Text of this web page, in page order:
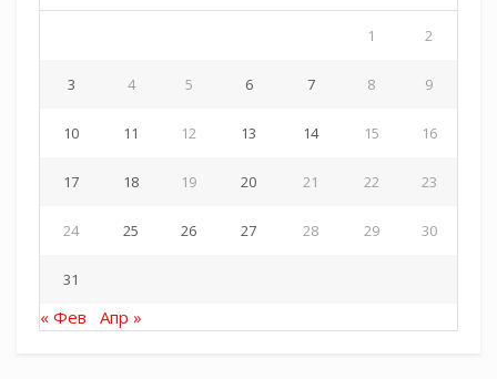
1 2
3 4 5 6 7 8 9
10 11 12 13 14 15 16
17 18 19 20 21 22 23
24 25 26 27 28 29 30
31
« Фев Апр »